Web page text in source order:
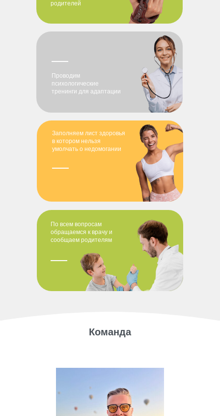
По всем вопросам
обращаемся к врачу и
сообщаем родителям
Проводим
психологические
тренинги для адаптации
Заполняем лист здоровья
в котором нельзя
умолчать о недомогании
родителей
Команда